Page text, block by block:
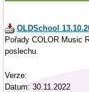
OLDSchool
Pořady COLOR Music
poslechu.
Verze:
Datum: 30.11.2022